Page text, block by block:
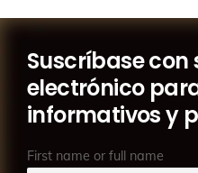
Suscríbase con
electrónico
informativos y
First name or full name